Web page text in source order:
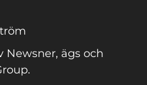
Newsner, ägs och